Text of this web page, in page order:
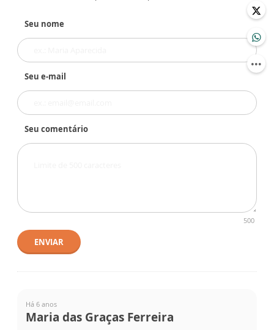
Seu nome
Seu e-mail
Seu comentário
500
ENVIAR
Há 6 anos
Maria das Graças Ferreira